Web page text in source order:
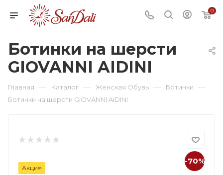
0
Ботинки на шерсти
GIOVANNI AIDINI
Главная — Каталог — Женская Обувь — Ботинки —
Ботинки на шерсти GIOVANNI AIDINI
-70%
Акция